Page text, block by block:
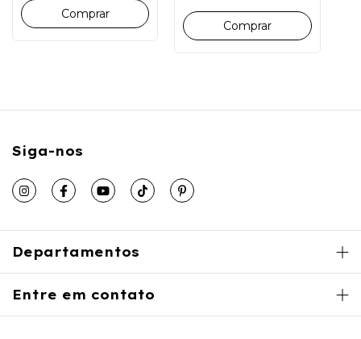
Siga-nos
Departamentos
Entre em contato